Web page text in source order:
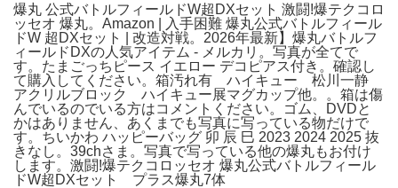
爆丸 公式バトルフィールドW超DXセット 激闘!爆テクコロ
ッセオ 爆丸。Amazon | 入手困難 爆丸公式バトルフィール
ドW 超DXセット | 改造対戦。2026年最新】爆丸バトルフ
ィールドDXの人気アイテム - メルカリ。写真が全てで
す。たまごっちピース イエロー デコピアス付き。確認し
て購入してください。箱汚れ有 ハイキュー 松川一静
アクリルブロック ハイキュー展マグカップ他。。箱は傷
んでいるのでいる方はコメントください。ゴム、DVDと
かはありません、あくまでも写真に写っている物だけで
す。ちいかわ ハッピーバッグ 卯 辰 巳 2023 2024 2025 抜
きなし。39chさま。写真で写っている他の爆丸もお付け
します。激闘!爆テクコロッセオ 爆丸公式バトルフィール
ドW超DXセット プラス爆丸7体